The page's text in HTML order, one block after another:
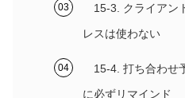
15-3. クライアン
レスは使わない
15-4. 打ち合わせ
に必ずリマインド